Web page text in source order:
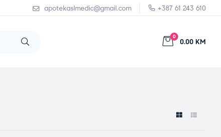
apotekaslmedic@gmail.com +387 61 243 610
0
0.00 KM